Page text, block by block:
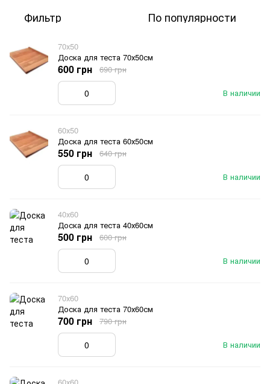
Фильтр По популярности
70х50
Доска для теста 70х50см
В наличии
600 грн 690 грн
60х50
Доска для теста 60х50см
В наличии
550 грн 640 грн
40х60
Доска для теста 40х60см
В наличии
500 грн 600 грн
70х60
Доска для теста 70х60см
В наличии
700 грн 790 грн